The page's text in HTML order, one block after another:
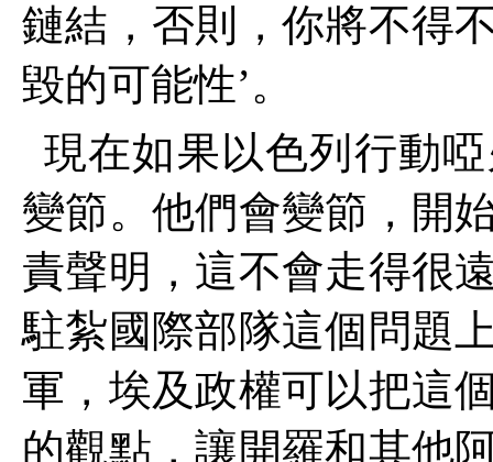
鏈結，否則，你將不得
毀的可能性’。
現在如果以色列行動
變節。他們會變節，開
責聲明，這不會走得很
駐紮國際部隊這個問題
軍，埃及政權可以把這
的觀點，讓開羅和其他